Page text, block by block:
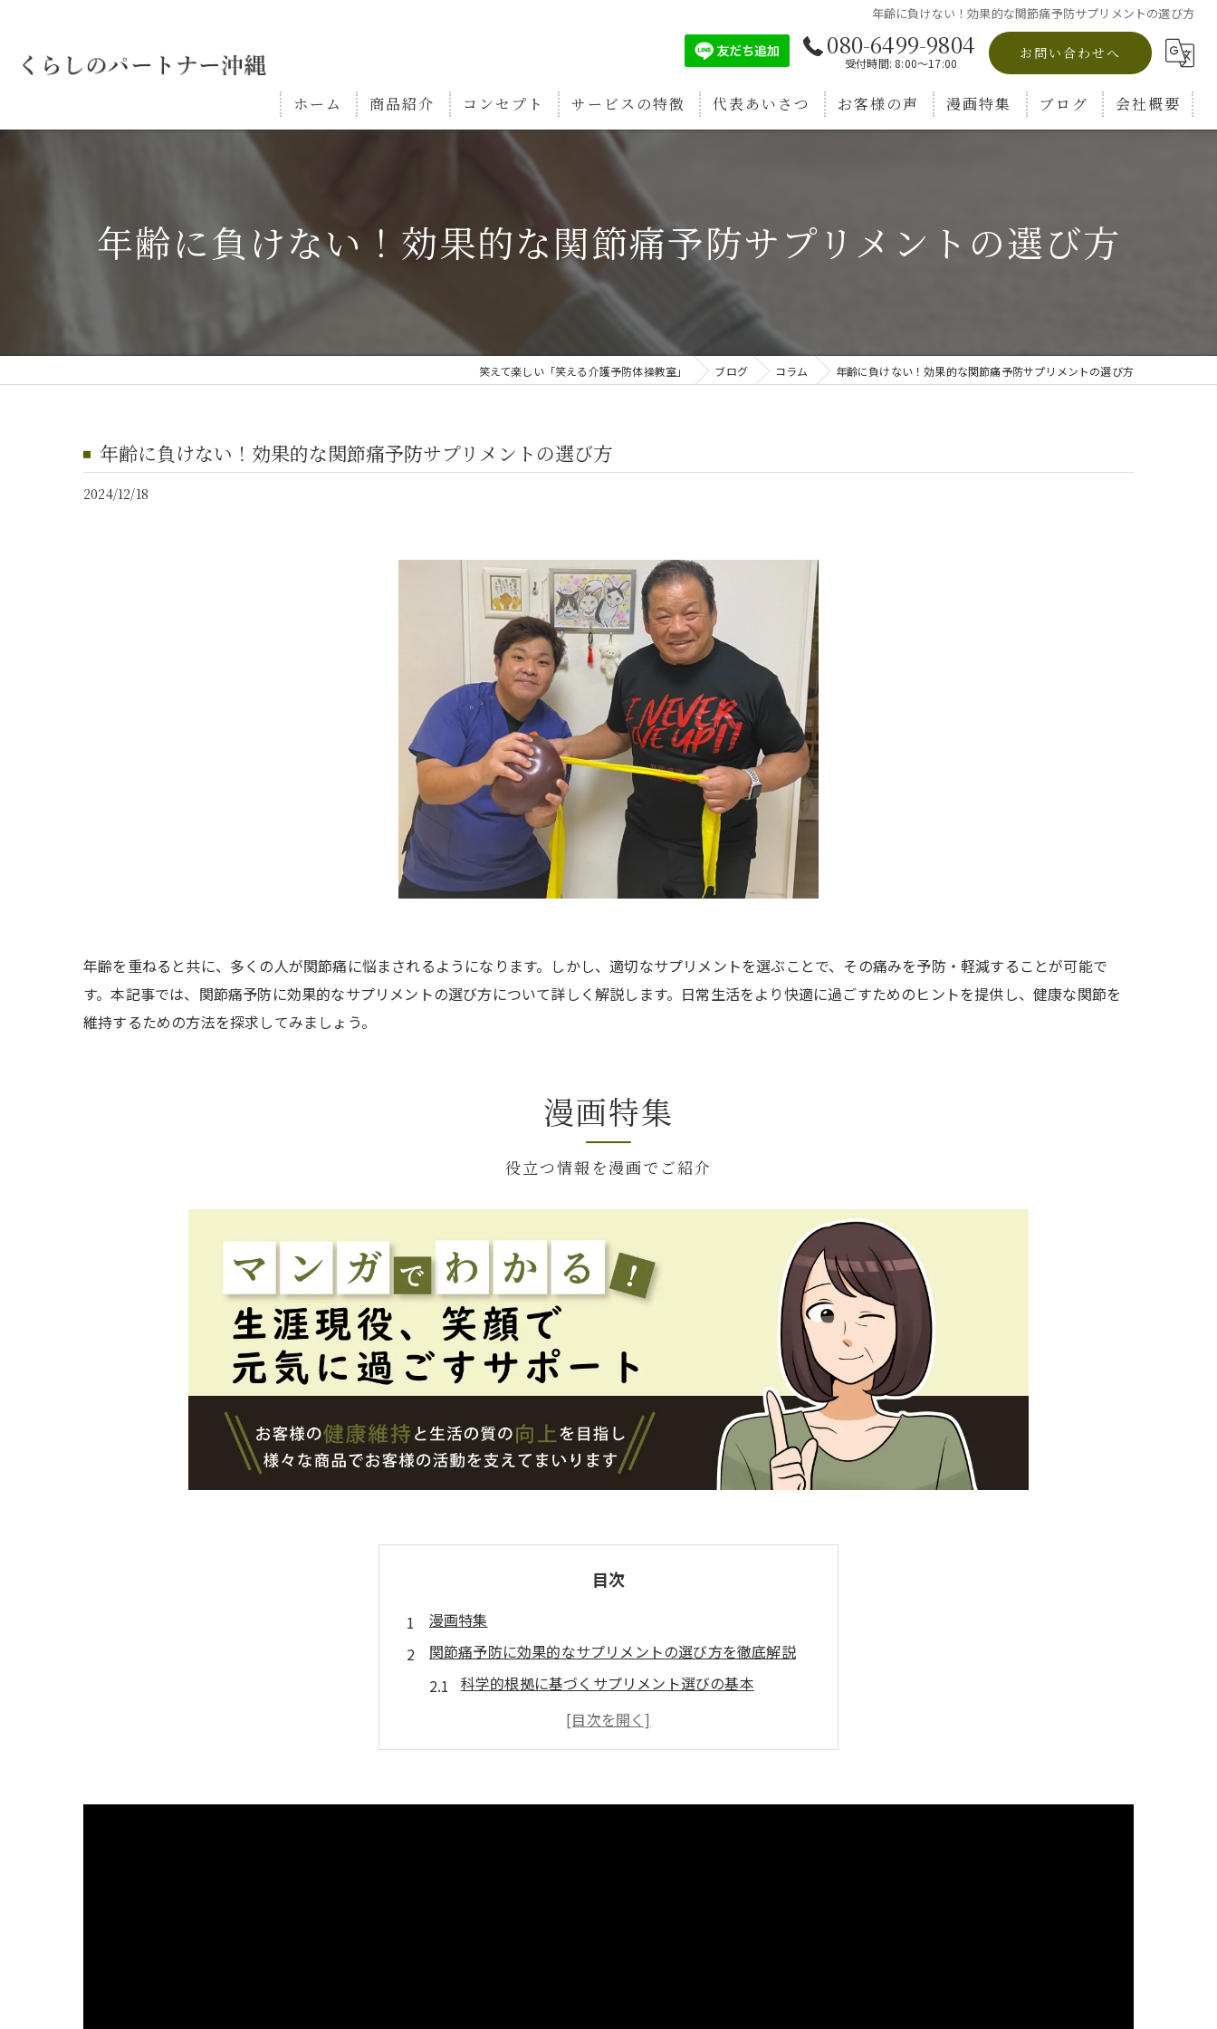
年齢に負けない！効果的な関節痛予防サプリメントの選び方
080-6499-9804
受付時間: 8:00～17:00
お問い合わせへ
ホーム 商品紹介 コンセプト サービスの特徴
疲労回復
関節痛予防
代表あいさつ お客様の声 漫画特集 ブログ 会社概要
年齢に負けない！効果的な関節痛予防サプリメントの選び方
笑えて楽しい「笑える介護予防体操教室」 ブログ コラム 年齢に負けない！効果的な関節痛予防サプリメントの選び方
年齢に負けない！効果的な関節痛予防サプリメントの選び方
2024/12/18
年齢を重ねると共に、多くの人が関節痛に悩まされるようになります。しかし、適切なサプリメントを選ぶことで、その痛みを予防・軽減することが可能で
す。本記事では、関節痛予防に効果的なサプリメントの選び方について詳しく解説します。日常生活をより快適に過ごすためのヒントを提供し、健康な関節を
維持するための方法を探求してみましょう。
漫画特集
役立つ情報を漫画でご紹介
目次
漫画特集
関節痛予防に効果的なサプリメントの選び方を徹底解説
科学的根拠に基づくサプリメント選びの基本
関節痛予防に欠かせない成分を見極める方法
自分に合ったサプリメントを選ぶためのポイント
サプリメントの効果を最大限に引き出す摂取方法